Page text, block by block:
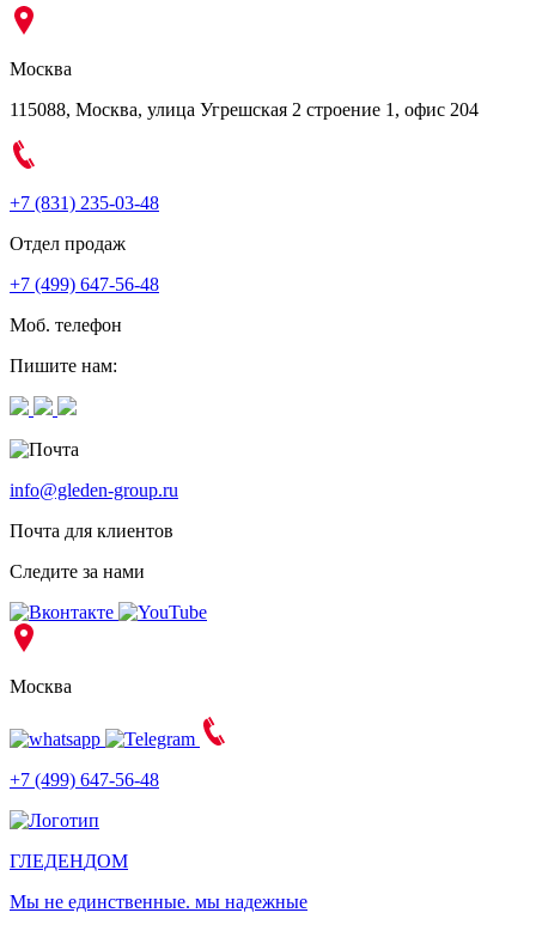
Москва
115088, Москва, улица Угрешская 2 строение 1, офис 204
+7 (831) 235-03-48
Отдел продаж
+7 (499) 647-56-48
Моб. телефон
Пишите нам:
info@gleden-group.ru
Почта для клиентов
Следите за нами
Москва
+7 (499) 647-56-48
ГЛЕДЕНДОМ
Мы не единственные. мы надежные